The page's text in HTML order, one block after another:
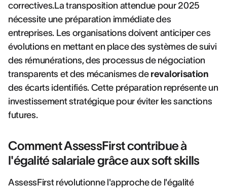
correctives.La transposition attendue pour 2025
nécessite une préparation immédiate des
entreprises. Les organisations doivent anticiper ces
évolutions en mettant en place des systèmes de suivi
des rémunérations, des processus de négociation
transparents et des mécanismes de revalorisation
des écarts identifiés. Cette préparation représente un
investissement stratégique pour éviter les sanctions
futures.
Comment AssessFirst contribue à
l'égalité salariale grâce aux soft skills
AssessFirst révolutionne l'approche de l'égalité